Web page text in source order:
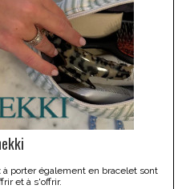
porter également en bracelet sont
et à s'offrir.